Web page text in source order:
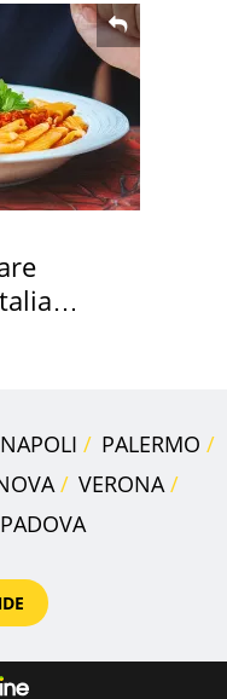
NAPOLI
PALERMO
VERONA
PADOVA